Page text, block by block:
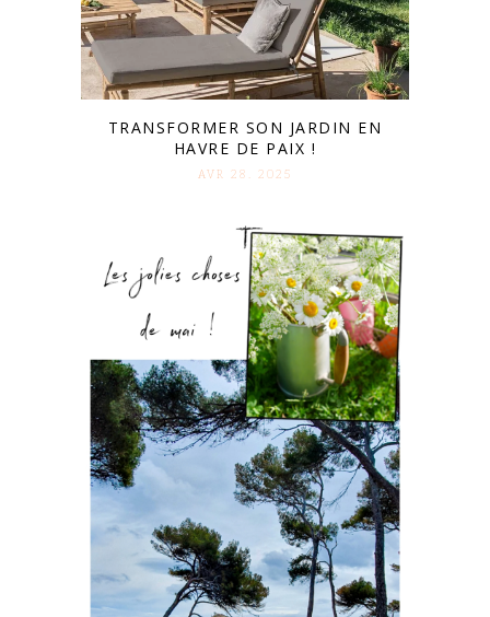
TRANSFORMER SON JARDIN EN
HAVRE DE PAIX !
AVR 28. 2025